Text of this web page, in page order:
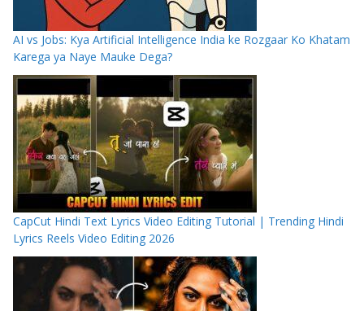
AI vs Jobs: Kya Artificial Intelligence India ke Rozgaar Ko Khatam
Karega ya Naye Mauke Dega?
CapCut Hindi Text Lyrics Video Editing Tutorial | Trending Hindi
Lyrics Reels Video Editing 2026